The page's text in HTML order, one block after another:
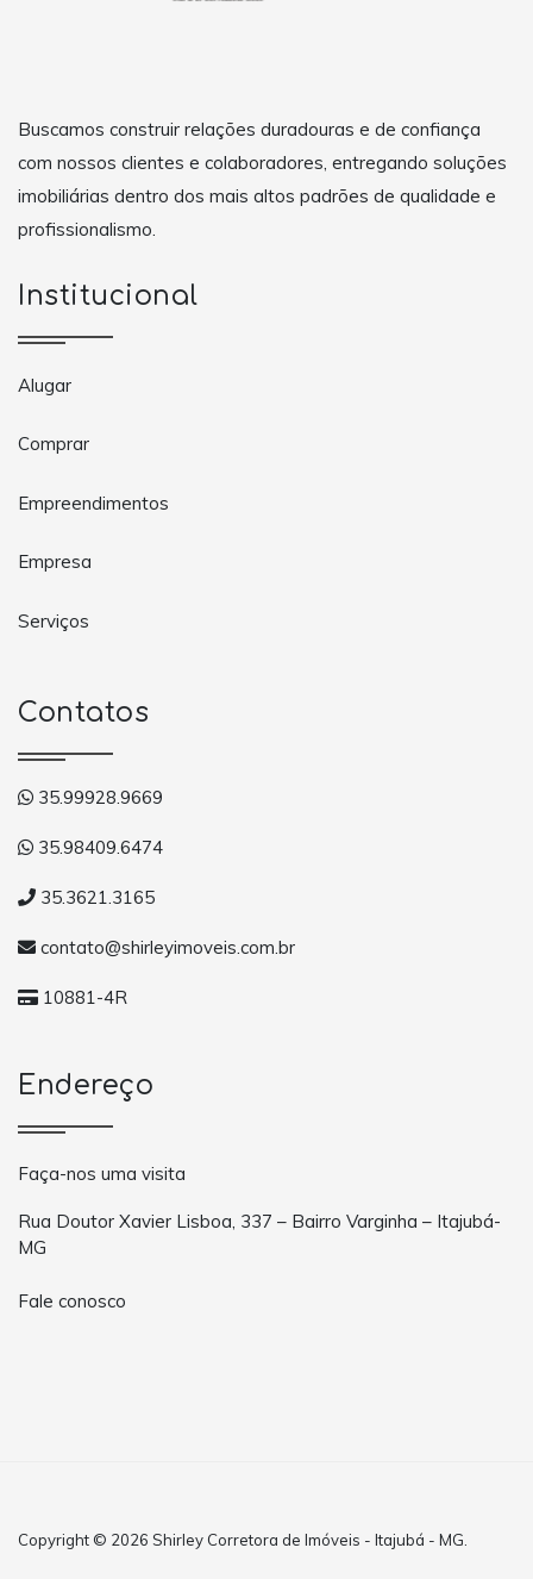
Buscamos construir relações duradouras e de confiança
com nossos clientes e colaboradores, entregando soluções
imobiliárias dentro dos mais altos padrões de qualidade e
profissionalismo.
Institucional
Alugar
Comprar
Empreendimentos
Empresa
Serviços
Contatos
35.99928.9669
35.98409.6474
35.3621.3165
contato@shirleyimoveis.com.br
10881-4R
Endereço
Faça-nos uma visita
Rua Doutor Xavier Lisboa, 337 – Bairro Varginha – Itajubá-
MG
Fale conosco
Copyright © 2026 Shirley Corretora de Imóveis - Itajubá - MG.